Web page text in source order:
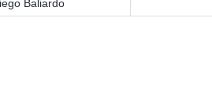
Baliardo